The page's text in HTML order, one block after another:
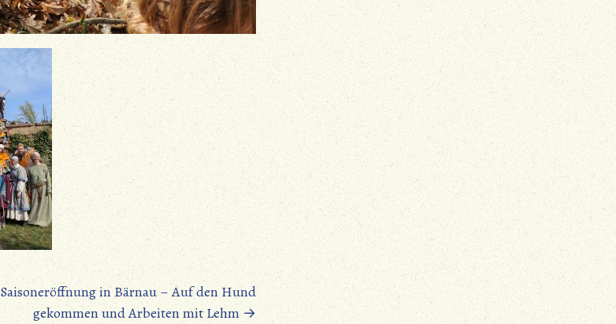
Saisoneröffnung in Bärnau – Auf den Hund
gekommen und Arbeiten mit Lehm→